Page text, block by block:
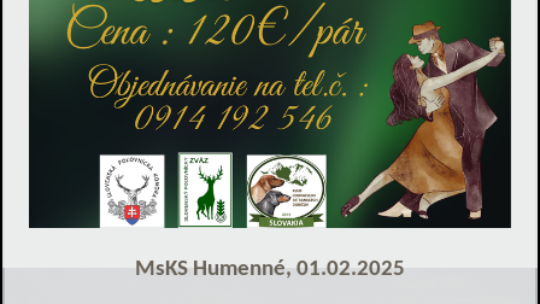
MsKS Humenné, 01.02.2025